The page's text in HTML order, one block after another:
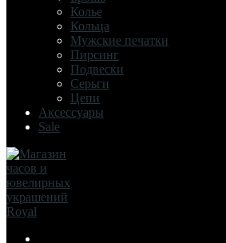
Колье
Кольца
Мужские печатки
Пирсинг
Подвески
Серьги
Цепи
Аксессуары
Sale